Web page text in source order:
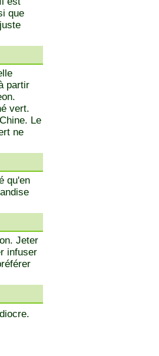
que
partir
vert.
Le
ne
qu'en
Jeter
infuser